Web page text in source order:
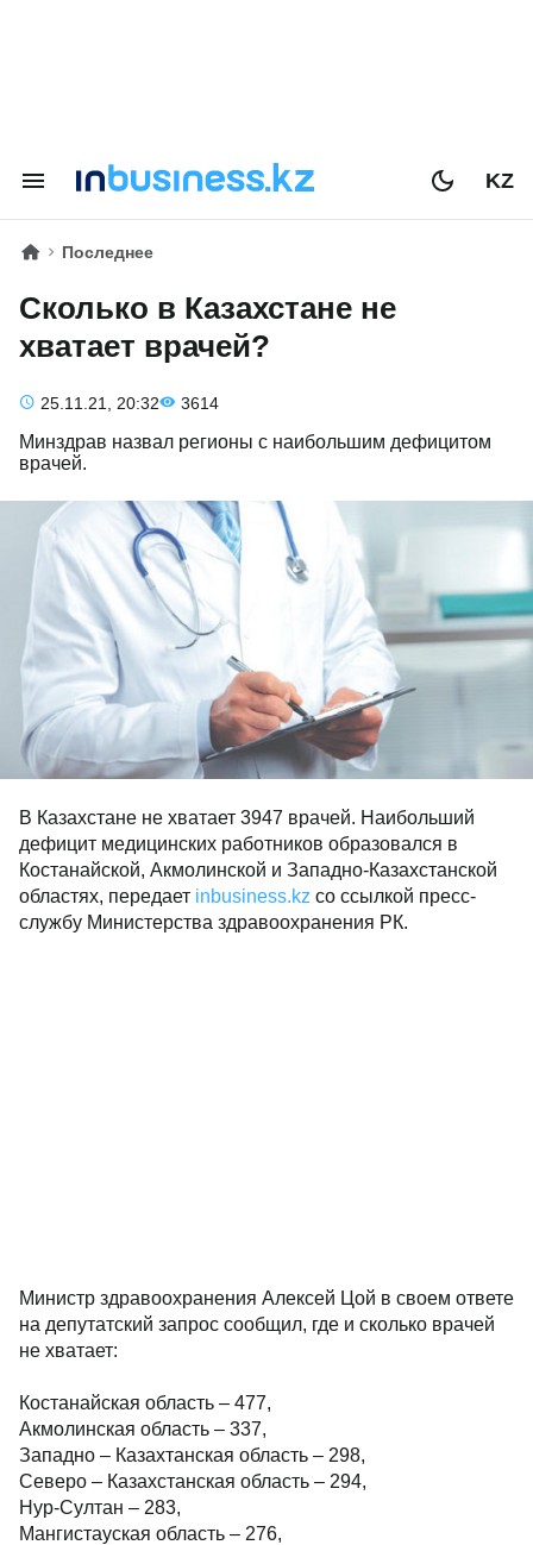
KZ
Последнее
Сколько в Казахстане не
хватает врачей?
25.11.21, 20:32 3614
Минздрав назвал регионы с наибольшим дефицитом
врачей.
В Казахстане не хватает 3947 врачей. Наибольший
дефицит медицинских работников образовался в
Костанайской, Акмолинской и Западно-Казахстанской
областях, передает inbusiness.kz со ссылкой пресс-
службу Министерства здравоохранения РК.
Министр здравоохранения Алексей Цой в своем ответе
на депутатский запрос сообщил, где и сколько врачей
не хватает:
Костанайская область – 477,
Акмолинская область – 337,
Западно – Казахтанская область – 298,
Северо – Казахстанская область – 294,
Нур-Султан – 283,
Мангистауская область – 276,